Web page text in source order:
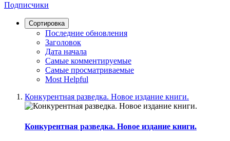
Подписчики
Сортировка
Последние обновления
Заголовок
Дата начала
Самые комментируемые
Самые просматриваемые
Most Helpful
Конкурентная разведка. Новое издание книги.
Конкурентная разведка. Новое издание книги.